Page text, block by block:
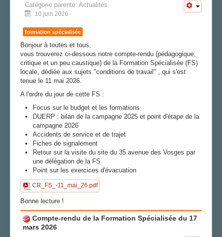
Archives
LA SECTION
AGENDA
ADHÉRER
Catégorie parente: Actualités
10 juin 2026
formation spécialisée
Bonjour à toutes et tous,
vous trouverez ci-dessous notre compte-rendu (pédagogique,
critique et un peu caustique) de la Formation Spécialisée (FS)
locale, dédiée aux sujets "conditions de travail" , qui s'est
tenue le 11 mai 2026.
A l'ordre du jour de cette FS :
Focus sur le budget et les formations
DUERP : bilan de la campagne 2025 et point d'étape de la
campagne 2026
Accidents de service et de trajet
Fiches de signalement
Retour sur la visite du site du 35 avenue des Vosges par
une délégation de la FS
Point sur les exercices d'évacuation
CR_FS_-11_mai_26.pdf
Bonne lecture !
Compte-rendu de la Formation Spécialisée du 17
mars 2026